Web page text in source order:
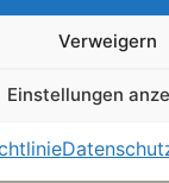
Verweigern
Einstellungen